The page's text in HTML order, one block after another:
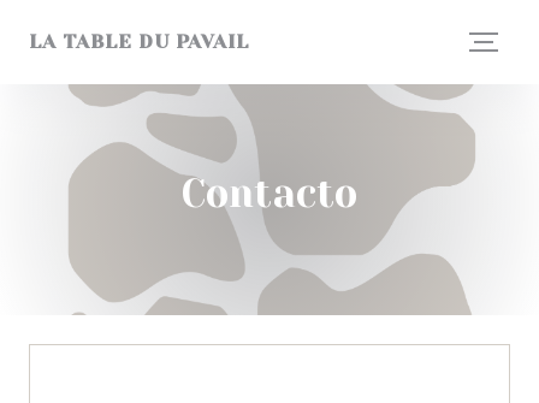
LA TABLE DU PAVAIL
Contacto